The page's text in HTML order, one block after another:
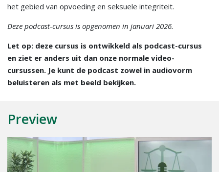
het gebied van opvoeding en seksuele integriteit.
Deze podcast-cursus is opgenomen in januari 2026.
Let op: deze cursus is ontwikkeld als podcast-cursus
en ziet er anders uit dan onze normale video-
cursussen. Je kunt de podcast zowel in audiovorm
beluisteren als met beeld bekijken.
Preview